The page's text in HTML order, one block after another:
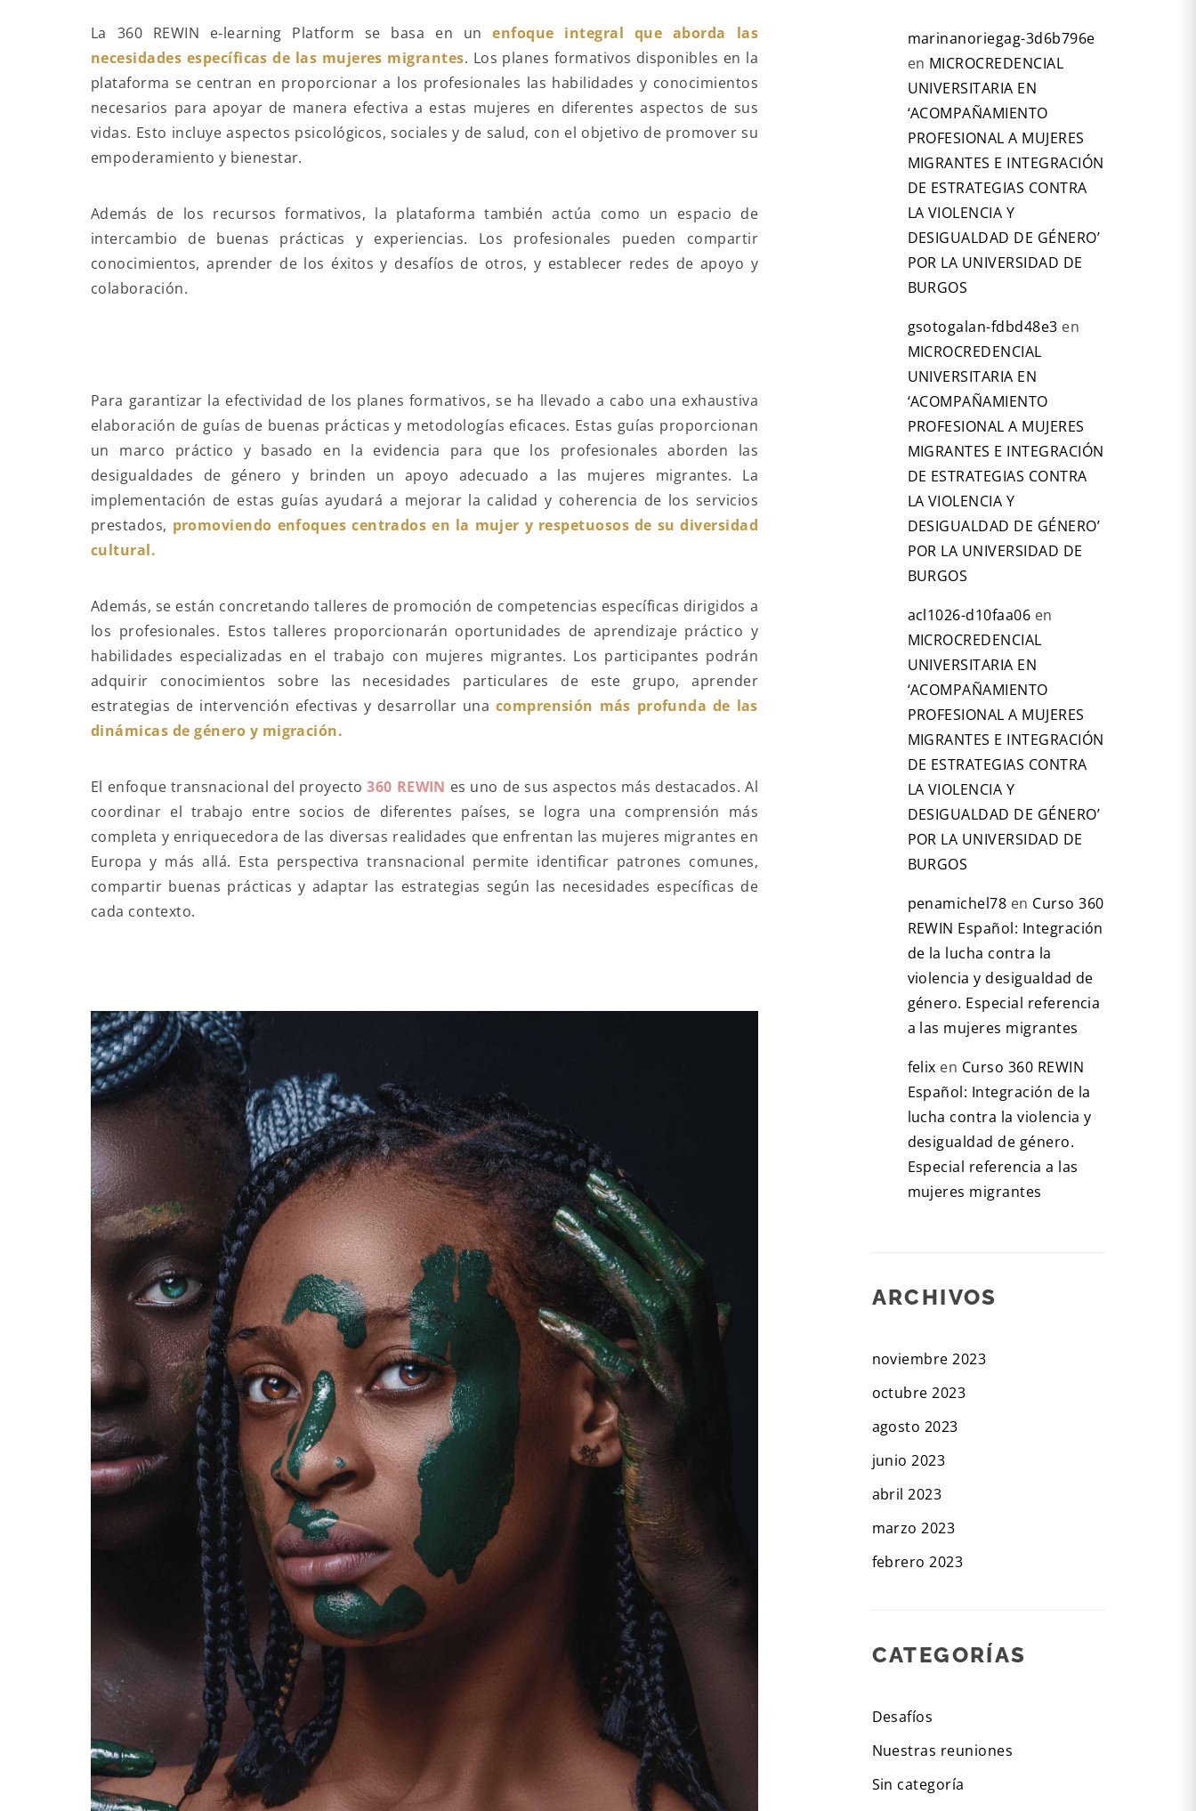
La 360 REWIN e-learning Platform se basa en unenfoque integral que aborda las
necesidades específicas de las mujeres migrantes. Los planes formativos disponibles en la
plataforma se centran en proporcionar a los profesionales las habilidades y conocimientos
necesarios para apoyar de manera efectiva a estas mujeres en diferentes aspectos de sus
vidas. Esto incluye aspectos psicológicos, sociales y de salud, con el objetivo de promover su
empoderamiento y bienestar.
Además de los recursos formativos, la plataforma también actúa como un espacio de
intercambio de buenas prácticas y experiencias. Los profesionales pueden compartir
conocimientos, aprender de los éxitos y desafíos de otros, y establecer redes de apoyo y
colaboración.
Para garantizar la efectividad de los planes formativos, se ha llevado a cabo una exhaustiva
elaboración de guías de buenas prácticas y metodologías eficaces. Estas guías proporcionan
un marco práctico y basado en la evidencia para que los profesionales aborden las
desigualdades de género y brinden un apoyo adecuado a las mujeres migrantes. La
implementación de estas guías ayudará a mejorar la calidad y coherencia de los servicios
prestados, promoviendo enfoques centrados en la mujer y respetuosos de su diversidad
cultural.
Además, se están concretando talleres de promoción de competencias específicas dirigidos a
los profesionales. Estos talleres proporcionarán oportunidades de aprendizaje práctico y
habilidades especializadas en el trabajo con mujeres migrantes. Los participantes podrán
adquirir conocimientos sobre las necesidades particulares de este grupo, aprender
estrategias de intervención efectivas y desarrollar una comprensión más profunda de las
dinámicas de género y migración.
El enfoque transnacional del proyecto360 REWIN es uno de sus aspectos más destacados. Al
coordinar el trabajo entre socios de diferentes países, se logra una comprensión más
completa y enriquecedora de las diversas realidades que enfrentan las mujeres migrantes en
Europa y más allá. Esta perspectiva transnacional permite identificar patrones comunes,
compartir buenas prácticas y adaptar las estrategias según las necesidades específicas de
cada contexto.
marinanoriegag-3d6b796e
en MICROCREDENCIAL
UNIVERSITARIA EN
‘ACOMPAÑAMIENTO
PROFESIONAL A MUJERES
MIGRANTES E INTEGRACIÓN
DE ESTRATEGIAS CONTRA
LA VIOLENCIA Y
DESIGUALDAD DE GÉNERO’
POR LA UNIVERSIDAD DE
BURGOS
gsotogalan-fdbd48e3 en
MICROCREDENCIAL
UNIVERSITARIA EN
‘ACOMPAÑAMIENTO
PROFESIONAL A MUJERES
MIGRANTES E INTEGRACIÓN
DE ESTRATEGIAS CONTRA
LA VIOLENCIA Y
DESIGUALDAD DE GÉNERO’
POR LA UNIVERSIDAD DE
BURGOS
acl1026-d10faa06 en
MICROCREDENCIAL
UNIVERSITARIA EN
‘ACOMPAÑAMIENTO
PROFESIONAL A MUJERES
MIGRANTES E INTEGRACIÓN
DE ESTRATEGIAS CONTRA
LA VIOLENCIA Y
DESIGUALDAD DE GÉNERO’
POR LA UNIVERSIDAD DE
BURGOS
penamichel78 en Curso 360
REWIN Español: Integración
de la lucha contra la
violencia y desigualdad de
género. Especial referencia
a las mujeres migrantes
felix en Curso 360 REWIN
Español: Integración de la
lucha contra la violencia y
desigualdad de género.
Especial referencia a las
mujeres migrantes
ARCHIVOS
noviembre 2023
octubre 2023
agosto 2023
junio 2023
abril 2023
marzo 2023
febrero 2023
CATEGORÍAS
Desafíos
Nuestras reuniones
Sin categoría